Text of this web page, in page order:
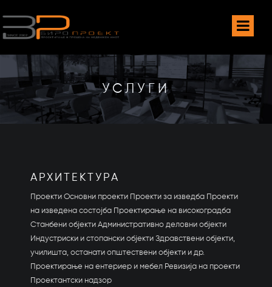
УСЛУГИ
АРХИТЕКТУРА
Проекти Основни проекти Проекти за изведба Проекти
на изведена состојба Проектирање на високоградба
Станбени објекти Административно деловни објекти
Индустриски и стопански објекти Здравствени објекти,
училишта, останати општествени објекти и др.
Проектирање на ентериер и мебел Ревизија на проекти
Проектантски надзор